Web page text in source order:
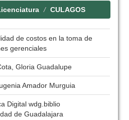
CULAGOS
de costos en la toma de
gerenciales
Gloria Guadalupe
Amador Murguia
Digital wdg.biblio
de Guadalajara